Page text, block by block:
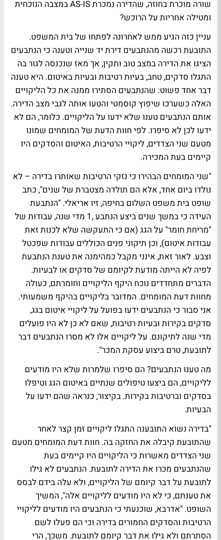
שורה מוכרת בחוזה, שהדירה נמכרת AS-IS במצבה הנוכחית
ומטילה אחריות על הרוכש?
עניין כזה הגיע ממש לאחרונה לפתחו של בית המשפט.
התובעת רכשה מהנתבעים דירת יד שנייה וטענה כי הנתבעים
הציגו את הדירה במצב טוב ותקין, אך מאז שנכנסה לגור בה
התגלו סדקים, טחב, בעיות רטיבות ובעיות באיטום. היא טענה
דבר אחד פשוט: שהנתבעים הסתירו ממנה את כל הליקויים
האלה כשערכו שיפוץ קוסמטי והטעו אותה לגבי מצב הדירה.
אותם הנתבעים טענו שלא ידעו על הליקויים. כלומר, הם לא
ידעו לכן לא סיפרו. לפי חוות הדעת של המומחים שמונו
מטעם שני הצדדים, ליקויי הרטיבות, האיטום והסדקים היו
קיימים בעת המכירה.
"שני המומחים הבהירו כי נזקי הרטיבות שאותרו בדירה – לא
נולדו ביום אחד, אלא הם תולדה מצטברת של שנים", כתב
שופט בית משפט השלום בחיפה, זיו אריאלי. "הנתבעת
העידה כי במשך שנים ביצע הנתבע ,1 מדי שנה, עבודות של
"מריחת חומר" על הגג (אם כי התעקשה שלא לכנות זאת
עבודות איטום), וכן תיקוני פנים הכוללים עבודות שפכטל
וצבע. לאור זאת, אינני מקבל כמהימנה את טענת הנתבעת
לפיה לא הייתה מודעת לקיומם של סדקים או לבעיות.
הדברים מתחדדים נוכח היקף הליקויים וחומרתם, כעולה
מחוות דעת המומחים. המדובר בליקויים בהיקף משמעותי.
אני סבור כי הנתבעים ידעו בפועל על ליקויי איטום בגג,
סדקים בקירות ובעיות רטיבות, שאם לא כן לא היו פועלים
מדי שנה לתיקונם. על ליקויים אלו לא מסרו הנתבעים דבר
לתובעת, טרם ביצוע עסקת המכר".
מה טענו הנתבעים? הם סיפרו שלמרות שלא היו מודעים
לליקויים, הם ביצעו טיפולים שנתיים באיטום הגג וטיפלו
בסדקים וברטיבות בקירות. בקיצור, כנראה שהם ידעו על
הבעיות.
"בדירה נשוא התובענה התגלו ליקויים זמן קצר לאחר
שהתובעת קיבלה את החזקה בה. חוות דעת המומחים מטעם
שני הצדדים מאשרות כי הליקויים היו קיימים בעת
שהנתבעים מכרו את הדירה לתובעת. הנתבעים לא גילו
לתובעת על דבר קיומם של הליקויים, ולא עלה בידם לבסס
את טענתם, כי לא היו מודעים לליקויים אלה", המשיך
השופט. "אדרבא, שוכנעתי כי הנתבעים היו מודעים לליקויי
הרטיבות והסדקים החמורים בדירה וכי הם פעלו לשם
הסתרתם ולא גילו את דבר קיומם לתובעת. משכך, הרי